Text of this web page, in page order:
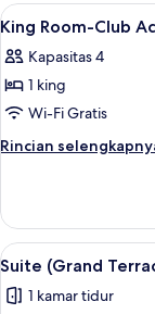
kamar
tidur
Lihat
semua
foto
untuk
King
Room-
5
King Room-Club
Kapasitas 4
1 king
Wi-Fi Gratis
Rincian
Rincian
King
Room-
Club
Lihat
semua
foto
2
Suite (Grand
1 kamar tidur